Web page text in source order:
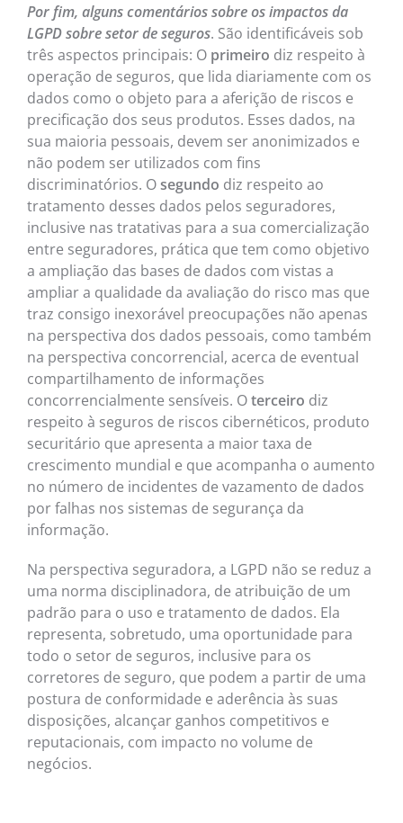
Por fim, alguns comentários sobre os impactos da
LGPD sobre setor de seguros. São identificáveis sob
três aspectos principais: O primeiro diz respeito à
operação de seguros, que lida diariamente com os
dados como o objeto para a aferição de riscos e
precificação dos seus produtos. Esses dados, na
sua maioria pessoais, devem ser anonimizados e
não podem ser utilizados com fins
discriminatórios. Osegundo diz respeito ao
tratamento desses dados pelos seguradores,
inclusive nas tratativas para a sua comercialização
entre seguradores, prática que tem como objetivo
a ampliação das bases de dados com vistas a
ampliar a qualidade da avaliação do risco mas que
traz consigo inexorável preocupações não apenas
na perspectiva dos dados pessoais, como também
na perspectiva concorrencial, acerca de eventual
compartilhamento de informações
concorrencialmente sensíveis. Oterceiro diz
respeito à seguros de riscos cibernéticos, produto
securitário que apresenta a maior taxa de
crescimento mundial e que acompanha o aumento
no número de incidentes de vazamento de dados
por falhas nos sistemas de segurança da
informação.
Na perspectiva seguradora, a LGPD não se reduz a
uma norma disciplinadora, de atribuição de um
padrão para o uso e tratamento de dados. Ela
representa, sobretudo, uma oportunidade para
todo o setor de seguros, inclusive para os
corretores de seguro, que podem a partir de uma
postura de conformidade e aderência às suas
disposições, alcançar ganhos competitivos e
reputacionais, com impacto no volume de
negócios.